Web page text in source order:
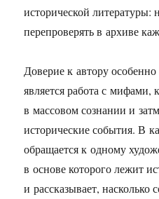
исторической литературы:
перепроверять в архиве
Доверие к автору
является работа с мифами,
в массовом сознании и
исторические события. В
обращается к одному
в основе которого лежит
и рассказывает, насколько